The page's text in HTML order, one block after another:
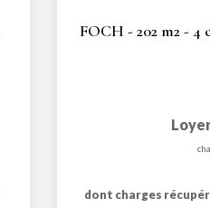
dont charges